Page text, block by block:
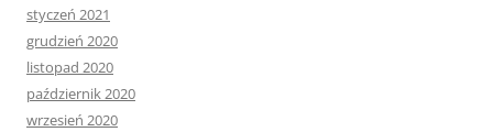
styczeń 2021
grudzień 2020
listopad 2020
październik 2020
wrzesień 2020